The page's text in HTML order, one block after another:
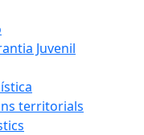
Juvenil
territorials